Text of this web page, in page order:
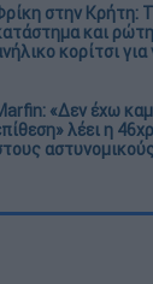
στην Κρήτη:
και
κορίτσι
«Δεν έχω
λέει η